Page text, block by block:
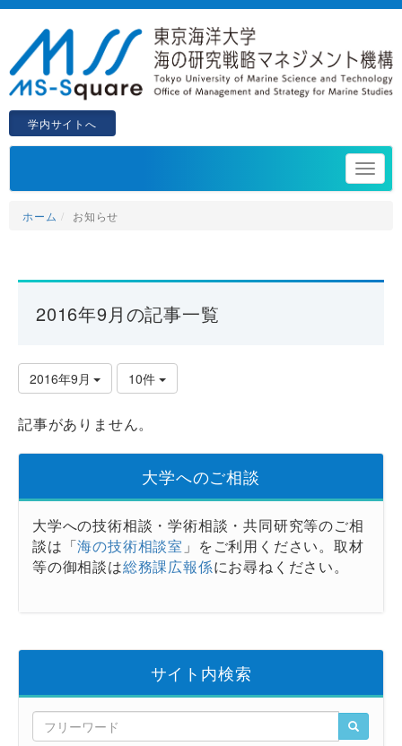
学内サイトへ
ホーム お知らせ
2016年9月の記事一覧
2016年9月 10件
記事がありません。
大学へのご相談
大学への技術相談・学術相談・共同研究等のご相
談は「海の技術相談室 」をご利用ください。取材
等の御相談は総務課広報係にお尋ねください。
サイト内検索